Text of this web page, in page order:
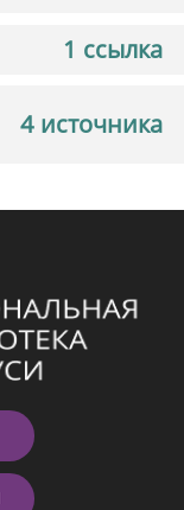
1 ссылка
4 источника